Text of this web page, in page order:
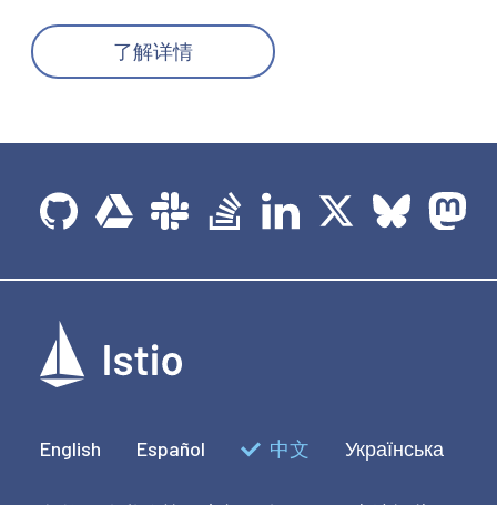
了解详情
English Español 中文 Українська